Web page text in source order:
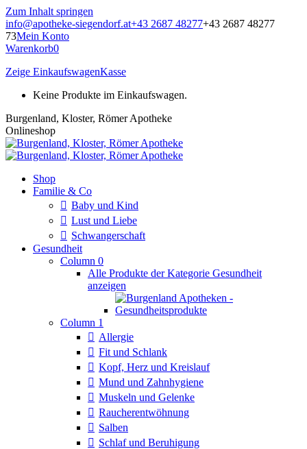
Zum Inhalt springen
info@apotheke-siegendorf.at+43 2687 48277+43 2687 48277
73Mein Konto
Warenkorb0
Zeige EinkaufswagenKasse
Keine Produkte im Einkaufswagen.
Burgenland, Kloster, Römer Apotheke
Onlineshop
Shop
Familie & Co
Baby und Kind
Lust und Liebe
Schwangerschaft
Gesundheit
Column 0
Alle Produkte der Kategorie Gesundheit
anzeigen
Column 1
Allergie
Fit und Schlank
Kopf, Herz und Kreislauf
Mund und Zahnhygiene
Muskeln und Gelenke
Raucherentwöhnung
Salben
Schlaf und Beruhigung